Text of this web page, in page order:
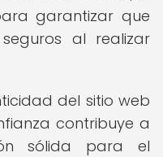
garantizar que
al realizar
del sitio web
contribuye a
sólida para el